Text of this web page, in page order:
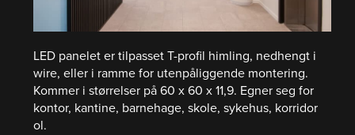
LED panelet er tilpasset T-profil himling, nedhengt i
wire, eller i ramme for utenpåliggende montering.
Kommer i størrelser på 60 x 60 x 11,9. Egner seg for
kontor, kantine, barnehage, skole, sykehus, korridor
ol.